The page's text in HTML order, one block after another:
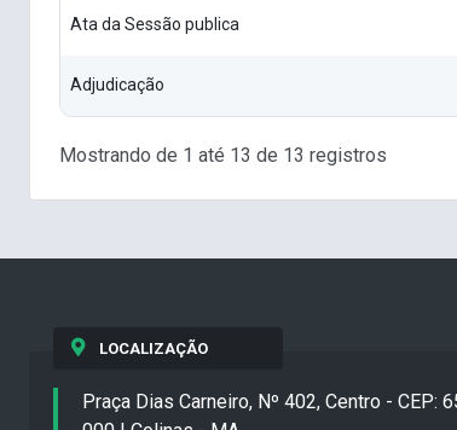
Ata da Sessão publica
Adjudicação
Mostrando de 1 até 13 de 13 registros
LOCALIZAÇÃO
Praça Dias Carneiro, Nº 402, Centro - CEP: